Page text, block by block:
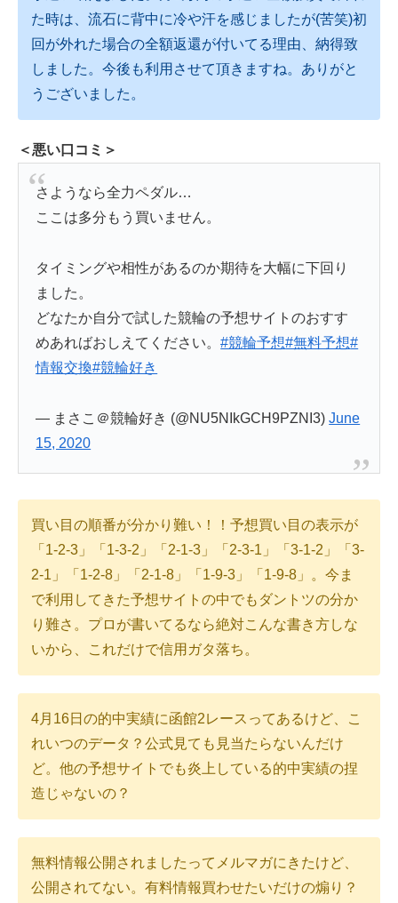
た時は、流石に背中に冷や汗を感じましたが(苦笑)初
回が外れた場合の全額返還が付いてる理由、納得致
しました。今後も利用させて頂きますね。ありがと
うございました。
＜悪い口コミ＞
さようなら全力ペダル…
ここは多分もう買いません。
タイミングや相性があるのか期待を大幅に下回り
ました。
どなたか自分で試した競輪の予想サイトのおすす
めあればおしえてください。#競輪予想#無料予想#
情報交換#競輪好き
— まさこ＠競輪好き (@NU5NIkGCH9PZNI3)June
15, 2020
買い目の順番が分かり難い！！予想買い目の表示が
「1-2-3」「1-3-2」「2-1-3」「2-3-1」「3-1-2」「3-
2-1」「1-2-8」「2-1-8」「1-9-3」「1-9-8」。今ま
で利用してきた予想サイトの中でもダントツの分か
り難さ。プロが書いてるなら絶対こんな書き方しな
いから、これだけで信用ガタ落ち。
4月16日の的中実績に函館2レースってあるけど、こ
れいつのデータ？公式見ても見当たらないんだけ
ど。他の予想サイトでも炎上している的中実績の捏
造じゃないの？
無料情報公開されましたってメルマガにきたけど、
公開されてない。有料情報買わせたいだけの煽り？